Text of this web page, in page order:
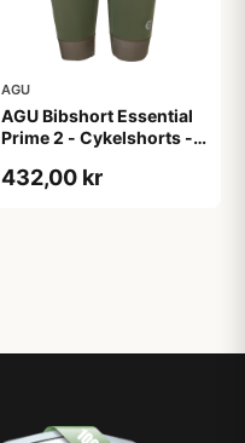
AGU
AGU Bibshort Essential
Prime 2 - Cykelshorts -
L
432,00 kr